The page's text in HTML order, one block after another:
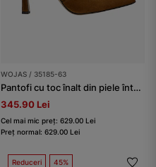
WOJAS / 35185-63
Pantofi cu toc înalt din piele întoarsă, maro
345.90 Lei
Cel mai mic preț: 629.00 Lei
Preț normal: 629.00 Lei
Reduceri 45%